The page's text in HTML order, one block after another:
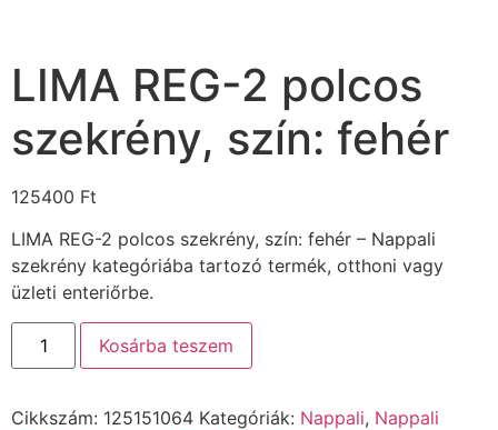
LIMA REG-2 polcos
szekrény, szín: fehér
125400 Ft
LIMA REG-2 polcos szekrény, szín: fehér – Nappali
szekrény kategóriába tartozó termék, otthoni vagy
üzleti enteriőrbe.
Kosárba teszem
Cikkszám: 125151064 Kategóriák: Nappali, Nappali